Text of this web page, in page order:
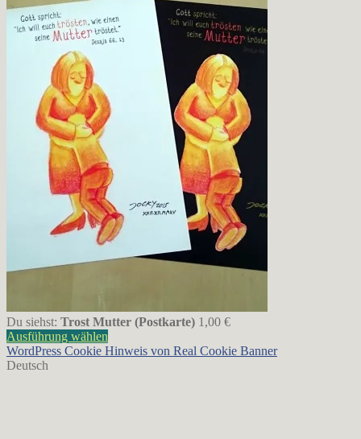
Du siehst: Trost Mutter (Postkarte) 1,00 €
Ausführung wählen
WordPress Cookie Hinweis von Real Cookie Banner
Deutsch